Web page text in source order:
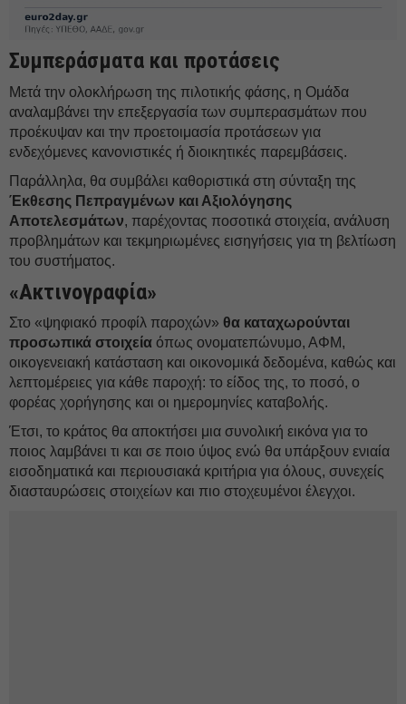
Συμπεράσματα και προτάσεις
Μετά την ολοκλήρωση της πιλοτικής φάσης, η Ομάδα
αναλαμβάνει την επεξεργασία των συμπερασμάτων που
προέκυψαν και την προετοιμασία προτάσεων για
ενδεχόμενες κανονιστικές ή διοικητικές παρεμβάσεις.
Παράλληλα, θα συμβάλει καθοριστικά στη σύνταξη της
Έκθεσης Πεπραγμένων και Αξιολόγησης
Αποτελεσμάτων, παρέχοντας ποσοτικά στοιχεία, ανάλυση
προβλημάτων και τεκμηριωμένες εισηγήσεις για τη βελτίωση
του συστήματος.
«Ακτινογραφία»
Στο «ψηφιακό προφίλ παροχών» θα καταχωρούνται
προσωπικά στοιχεία όπως ονοματεπώνυμο, ΑΦΜ,
οικογενειακή κατάσταση και οικονομικά δεδομένα, καθώς και
λεπτομέρειες για κάθε παροχή: το είδος της, το ποσό, ο
φορέας χορήγησης και οι ημερομηνίες καταβολής.
Έτσι, το κράτος θα αποκτήσει μια συνολική εικόνα για το
ποιος λαμβάνει τι και σε ποιο ύψος ενώ θα υπάρξουν ενιαία
εισοδηματικά και περιουσιακά κριτήρια για όλους, συνεχείς
διασταυρώσεις στοιχείων και πιο στοχευμένοι έλεγχοι.